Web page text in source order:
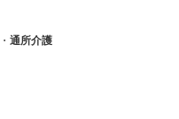
・ 通所介護